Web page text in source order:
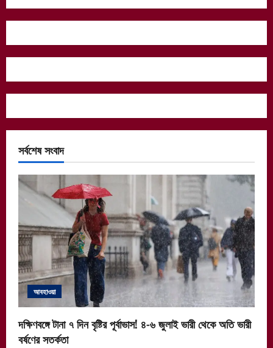
সর্বশেষ সংবাদ
আবহাওয়া
দক্ষিণবঙ্গে টানা ৭ দিন বৃষ্টির পূর্বাভাস! ৪-৬ জুলাই ভারী থেকে অতি ভারী
বর্ষণের সতর্কতা